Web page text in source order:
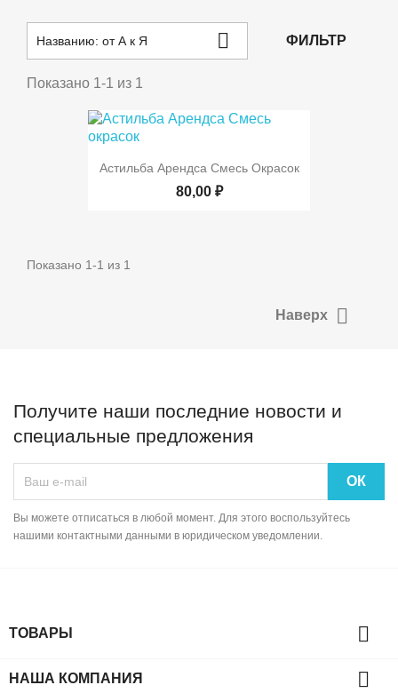
Названию: от А к Я  ФИЛЬТР
Показано 1-1 из 1
Астильба Арендса Смесь Окрасок
80,00 ₽
Показано 1-1 из 1
Наверх 
Получите наши последние новости и
специальные предложения
Вы можете отписаться в любой момент. Для этого воспользуйтесь
нашими контактными данными в юридическом уведомлении.
ТОВАРЫ 
НАША КОМПАНИЯ 